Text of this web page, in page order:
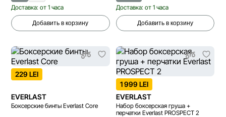
Доставка: от 1 часа
Добавить в корзину
Доставка: от 1 часа
Добавить в корзину
229 LEI
EVERLAST
Боксерские бинты Everlast Core
1 999 LEI
EVERLAST
Набор боксерская груша +
перчатки Everlast PROSPECT 2